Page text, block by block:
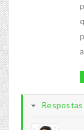
Respostas